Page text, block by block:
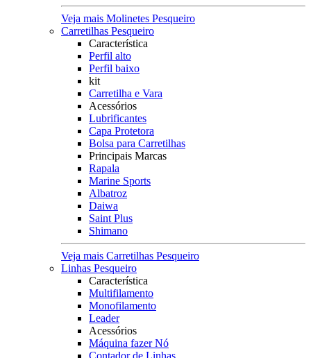
Veja mais Molinetes Pesqueiro
Carretilhas Pesqueiro
Característica
Perfil alto
Perfil baixo
kit
Carretilha e Vara
Acessórios
Lubrificantes
Capa Protetora
Bolsa para Carretilhas
Principais Marcas
Rapala
Marine Sports
Albatroz
Daiwa
Saint Plus
Shimano
Veja mais Carretilhas Pesqueiro
Linhas Pesqueiro
Característica
Multifilamento
Monofilamento
Leader
Acessórios
Máquina fazer Nó
Contador de Linhas